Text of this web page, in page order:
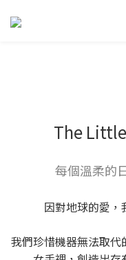
The
每個溫柔的
因對地球的愛
我們珍惜機器無法取